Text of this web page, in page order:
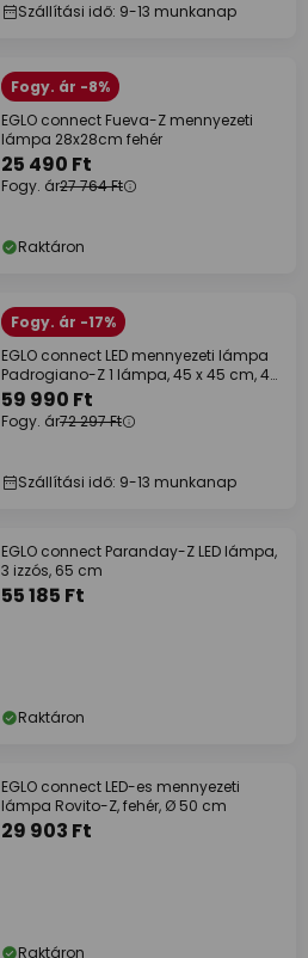
Szállítási idő: 9-13 munkanap
Fogy. ár -8%
EGLO connect Fueva-Z mennyezeti
lámpa 28x28cm fehér
25 490 Ft
Fogy. ár27 764 Ft
Raktáron
Fogy. ár -17%
EGLO connect LED mennyezeti lámpa
Padrogiano-Z 1 lámpa, 45 x 45 cm, 45
x 45 cm
59 990 Ft
Fogy. ár72 297 Ft
Szállítási idő: 9-13 munkanap
EGLO connect Paranday-Z LED lámpa,
3 izzós, 65 cm
55 185 Ft
Raktáron
EGLO connect LED-es mennyezeti
lámpa Rovito-Z, fehér, Ø 50 cm
29 903 Ft
Raktáron